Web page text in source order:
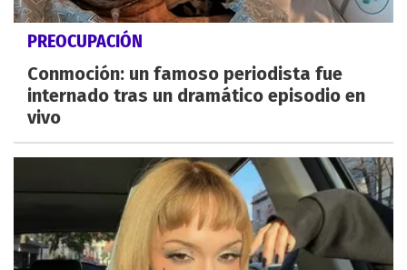
PREOCUPACIÓN
Conmoción: un famoso periodista fue
internado tras un dramático episodio en
vivo